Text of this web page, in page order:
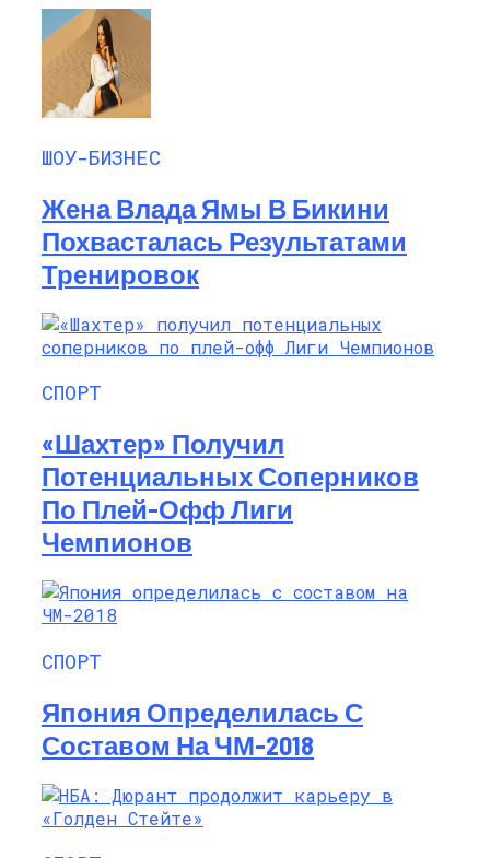
ШОУ-БИЗНЕС
Жена Влада Ямы В Бикини
Похвасталась Результатами
Тренировок
СПОРТ
«Шахтер» Получил
Потенциальных Соперников
По Плей-Офф Лиги
Чемпионов
СПОРТ
Япония Определилась С
Составом На ЧМ-2018